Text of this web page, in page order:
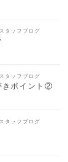
タッフブログ
タッフブログ
きポイント②
タッフブログ